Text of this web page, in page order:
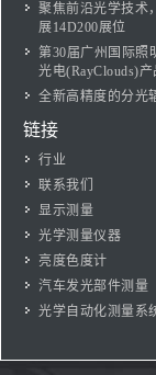
聚焦前沿光学技术
展14D200展位
第30届广州国际照
光电(RayClouds)产
全新高精度的分光
链接
行业
联系我们
显示测量
光学测量仪器
亮度色度计
汽车发光部件测量
光学自动化测量系